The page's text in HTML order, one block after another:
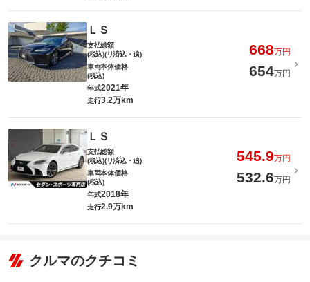
ＬＳ
支払総額
(税込)(リ済込・追)
668万円
車両本体価格
(税込)
654万円
年式2021年
走行3.2万km
ＬＳ
支払総額
(税込)(リ済込・追)
545.9万円
車両本体価格
(税込)
532.6万円
年式2018年
走行2.9万km
クルマのクチコミ